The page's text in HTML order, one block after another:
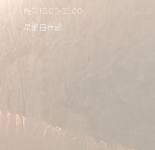
晚診18:00-21:00
星期日休診